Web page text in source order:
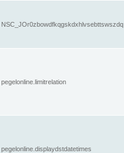
NSC_JOr0zbowdfkqgskdxhlvsebttswszdq
pegelonline.limitrelation
pegelonline.displaydstdatetimes